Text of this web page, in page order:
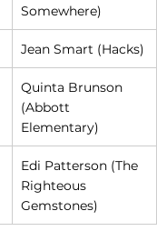
Somewhere)
Jean Smart (Hacks)
Quinta Brunson
(Abbott
Elementary)
Edi Patterson (The
Righteous
Gemstones)